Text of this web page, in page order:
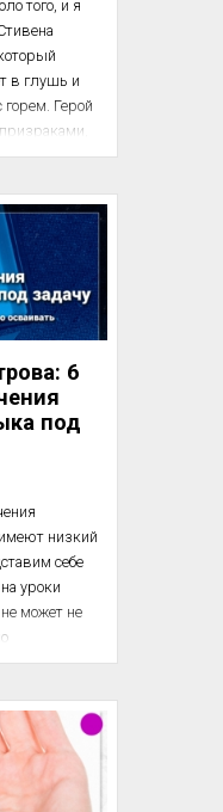
того, и я
в глушь и
Герой
так, я
в тексте.
сказать?
я, это
не
и вообще, я
6
под
низкий
себе
уроки
не может не
общение с
источников,